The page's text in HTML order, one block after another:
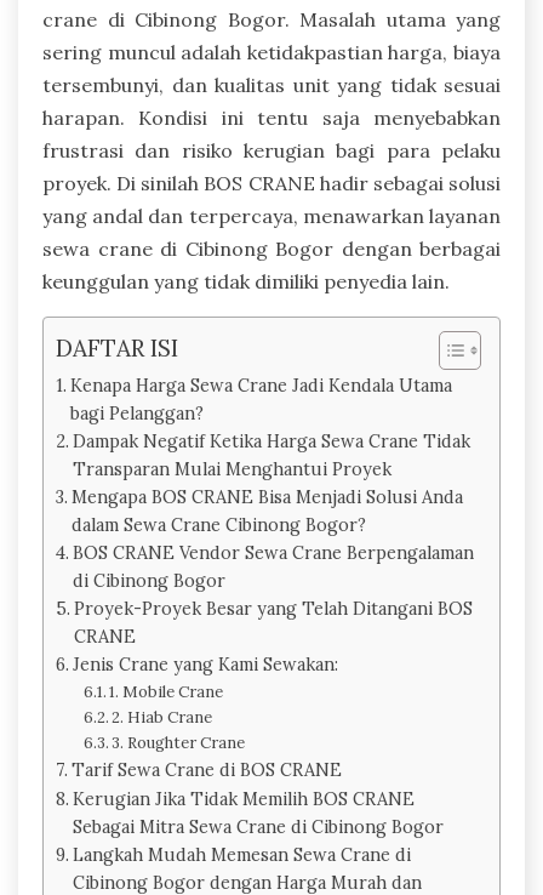
crane di Cibinong Bogor. Masalah utama yang
sering muncul adalah ketidakpastian harga, biaya
tersembunyi, dan kualitas unit yang tidak sesuai
harapan. Kondisi ini tentu saja menyebabkan
frustrasi dan risiko kerugian bagi para pelaku
proyek. Di sinilah BOS CRANE hadir sebagai solusi
yang andal dan terpercaya, menawarkan layanan
sewa crane di Cibinong Bogor dengan berbagai
keunggulan yang tidak dimiliki penyedia lain.
DAFTAR ISI
Kenapa Harga Sewa Crane Jadi Kendala Utama
bagi Pelanggan?
Dampak Negatif Ketika Harga Sewa Crane Tidak
Transparan Mulai Menghantui Proyek
Mengapa BOS CRANE Bisa Menjadi Solusi Anda
dalam Sewa Crane Cibinong Bogor?
BOS CRANE Vendor Sewa Crane Berpengalaman
di Cibinong Bogor
Proyek-Proyek Besar yang Telah Ditangani BOS
CRANE
Jenis Crane yang Kami Sewakan:
1. Mobile Crane
2. Hiab Crane
3. Roughter Crane
Tarif Sewa Crane di BOS CRANE
Kerugian Jika Tidak Memilih BOS CRANE
Sebagai Mitra Sewa Crane di Cibinong Bogor
Langkah Mudah Memesan Sewa Crane di
Cibinong Bogor dengan Harga Murah dan